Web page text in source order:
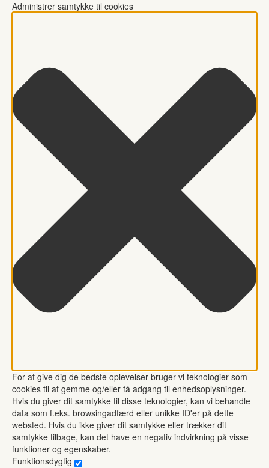
Administrer samtykke til cookies
For at give dig de bedste oplevelser bruger vi teknologier som
cookies til at gemme og/eller få adgang til enhedsoplysninger.
Hvis du giver dit samtykke til disse teknologier, kan vi behandle
data som f.eks. browsingadfærd eller unikke ID'er på dette
websted. Hvis du ikke giver dit samtykke eller trækker dit
samtykke tilbage, kan det have en negativ indvirkning på visse
funktioner og egenskaber.
Funktionsdygtig